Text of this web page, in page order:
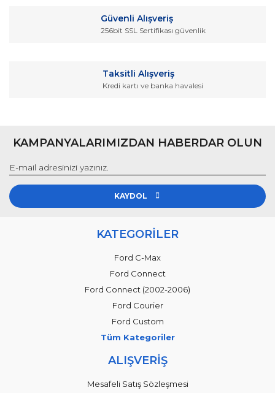
Güvenli Alışveriş
256bit SSL Sertifikası güvenlik
Taksitli Alışveriş
Kredi kartı ve banka havalesi
KAMPANYALARIMIZDAN HABERDAR OLUN
KAYDOL
KATEGORİLER
Ford C-Max
Ford Connect
Ford Connect (2002-2006)
Ford Courier
Ford Custom
Tüm Kategoriler
ALIŞVERİŞ
Mesafeli Satış Sözleşmesi